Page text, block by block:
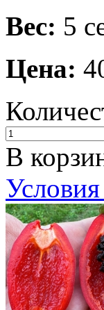
Вес: 5
Цена:
В
Условия